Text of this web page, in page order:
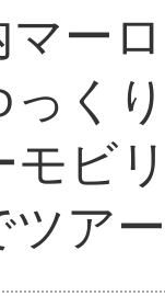
ー
く
モ
ツアー